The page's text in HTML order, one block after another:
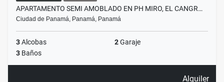
APARTAMENTO SEMI AMOBLADO EN PH MIRO, EL CANGR…
Ciudad de Panamá, Panamá, Panamá
3Alcobas 2Garaje
3 Baños
Alquiler